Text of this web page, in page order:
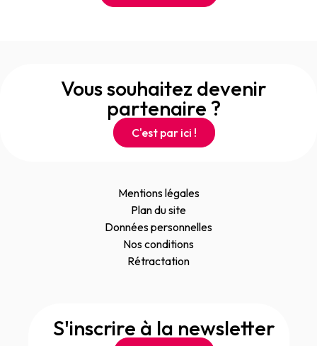
Vous souhaitez devenir
partenaire ?
C'est par ici !
Mentions légales
Plan du site
Données personnelles
Nos conditions
Rétractation
S'inscrire à la newsletter